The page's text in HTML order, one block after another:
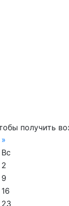
получить
»
Вс
2
9
16
23